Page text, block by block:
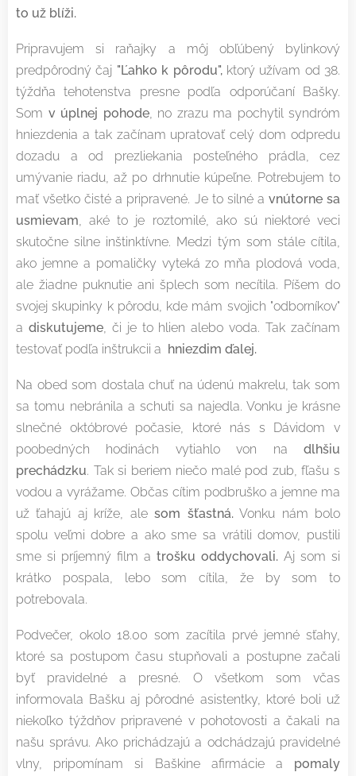
to už blíži.
Pripravujem si raňajky a môj obľúbený bylinkový
predpôrodný čaj "Ľahko k pôrodu",ktorý užívam od 38.
týždňa tehotenstva presne podľa odporúčaní Bašky.
Som v úplnej pohode, no zrazu ma pochytil syndróm
hniezdenia a tak začínam upratovať celý dom odpredu
dozadu a od prezliekania posteľného prádla, cez
umývanie riadu, až po drhnutie kúpeľne. Potrebujem to
mať všetko čisté a pripravené. Je to silné a vnútorne sa
usmievam , aké to je roztomilé, ako sú niektoré veci
skutočne silne inštinktívne. Medzi tým som stále cítila,
ako jemne a pomaličky vyteká zo mňa plodová voda,
ale žiadne puknutie ani šplech som necítila. Píšem do
svojej skupinky k pôrodu, kde mám svojich "odborníkov"
a diskutujeme, či je to hlien alebo voda. Tak začínam
testovať podľa inštrukcii a hniezdim ďalej.
Na obed som dostala chuť na údenú makrelu, tak som
sa tomu nebránila a schuti sa najedla. Vonku je krásne
slnečné októbrové počasie, ktoré nás s Dávidom v
poobedných hodinách vytiahlo von na dlhšiu
prechádzku. Tak si beriem niečo malé pod zub, fľašu s
vodou a vyrážame. Občas cítim podbruško a jemne ma
už ťahajú aj kríže, alesom šťastná.Vonku nám bolo
spolu veľmi dobre a ako sme sa vrátili domov, pustili
sme si príjemný film a trošku oddychovali. Aj som si
krátko pospala, lebo som cítila, že by som to
potrebovala.
Podvečer, okolo 18.00 som zacítila prvé jemné sťahy,
ktoré sa postupom času stupňovali a postupne začali
byť pravidelné a presné. O všetkom som včas
informovala Bašku aj pôrodné asistentky, ktoré boli už
niekoľko týždňov pripravené v pohotovosti a čakali na
našu správu. Ako prichádzajú a odchádzajú pravidelné
vlny, pripomínam si Baškine afirmácie a pomaly